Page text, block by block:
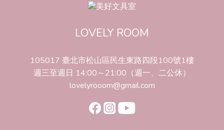
LOVELY ROOM
105017 臺北市松山區民生東路四段100號1樓
週三至週日 14:00～21:00（週一、二公休）
lovelyrooom@gmail.com